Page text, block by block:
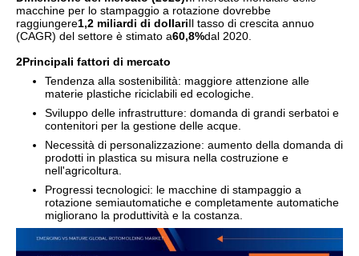
macchine per lo stampaggio a rotazione dovrebbe
raggiungere1,2 miliardi di dollariIl tasso di crescita annuo
(CAGR) del settore è stimato a60,8%dal 2020.
2Principali fattori di mercato
Tendenza alla sostenibilità: maggiore attenzione alle
materie plastiche riciclabili ed ecologiche.
Sviluppo delle infrastrutture: domanda di grandi serbatoi e
contenitori per la gestione delle acque.
Necessità di personalizzazione: aumento della domanda di
prodotti in plastica su misura nella costruzione e
nell'agricoltura.
Progressi tecnologici: le macchine di stampaggio a
rotazione semiautomatiche e completamente automatiche
migliorano la produttività e la costanza.